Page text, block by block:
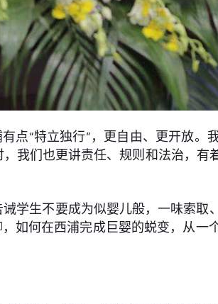
点“特立独行”，更自由、更开放。
我们也更讲责任、规则和法治，有
诫学生不要成为似婴儿般，一味索
如何在西浦完成巨婴的蜕变，从